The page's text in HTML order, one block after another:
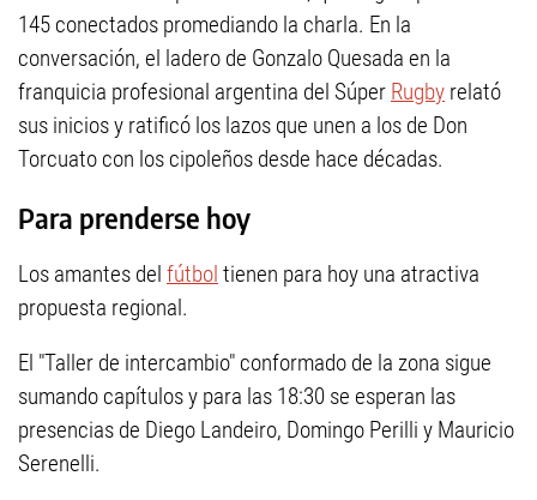
145 conectados promediando la charla. En la
conversación, el ladero de Gonzalo Quesada en la
franquicia profesional argentina del Súper Rugby relató
sus inicios y ratificó los lazos que unen a los de Don
Torcuato con los cipoleños desde hace décadas.
Para prenderse hoy
Los amantes del fútbol tienen para hoy una atractiva
propuesta regional.
El "Taller de intercambio" conformado de la zona sigue
sumando capítulos y para las 18:30 se esperan las
presencias de Diego Landeiro, Domingo Perilli y Mauricio
Serenelli.